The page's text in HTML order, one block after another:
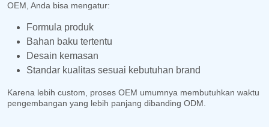
OEM, Anda bisa mengatur:
Formula produk
Bahan baku tertentu
Desain kemasan
Standar kualitas sesuai kebutuhan brand
Karena lebih custom, proses OEM umumnya membutuhkan waktu
pengembangan yang lebih panjang dibanding ODM.